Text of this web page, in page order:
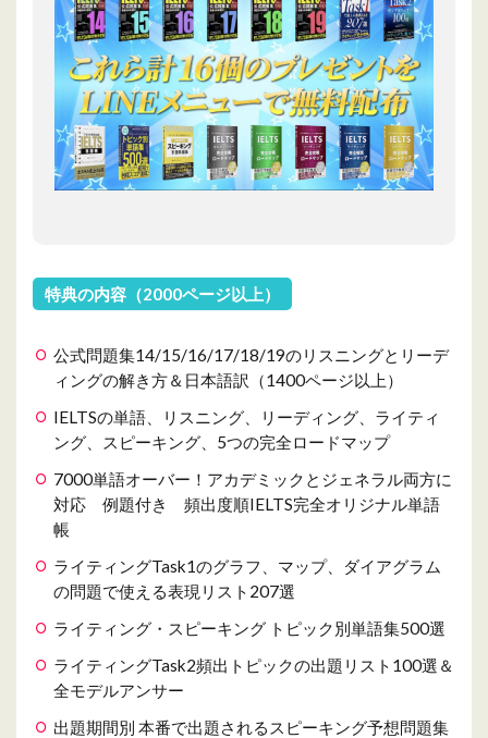
特典の内容（2000ページ以上）
公式問題集14/15/16/17/18/19のリスニングとリーデ
ィングの解き方＆日本語訳（1400ページ以上）
IELTSの単語、リスニング、リーディング、ライティ
ング、スピーキング、5つの完全ロードマップ
7000単語オーバー！アカデミックとジェネラル両方に
対応 例題付き 頻出度順IELTS完全オリジナル単語
帳
ライティングTask1のグラフ、マップ、ダイアグラム
の問題で使える表現リスト207選
ライティング・スピーキング トピック別単語集500選
ライティングTask2頻出トピックの出題リスト100選＆
全モデルアンサー
出題期間別 本番で出題されるスピーキング予想問題集